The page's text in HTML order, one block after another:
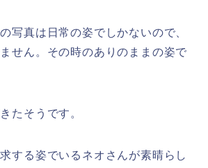
写真は日常の姿でしかないので、
せん。その時のありのままの姿で
たそうです。
する姿でいるネオさんが素晴らし